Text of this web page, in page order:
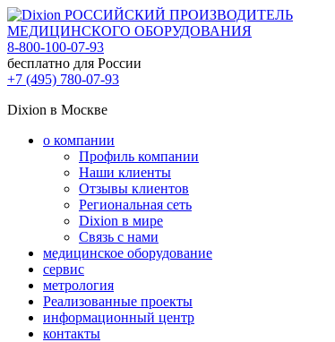
РОССИЙСКИЙ ПРОИЗВОДИТЕЛЬ
МЕДИЦИНСКОГО ОБОРУДОВАНИЯ
8-800-100-07-93
бесплатно для России
+7 (495) 780-07-93
Dixion в Москве
о компании
Профиль компании
Наши клиенты
Отзывы клиентов
Региональная сеть
Dixion в мире
Связь с нами
медицинское оборудование
сервис
метрология
Реализованные проекты
информационный центр
контакты